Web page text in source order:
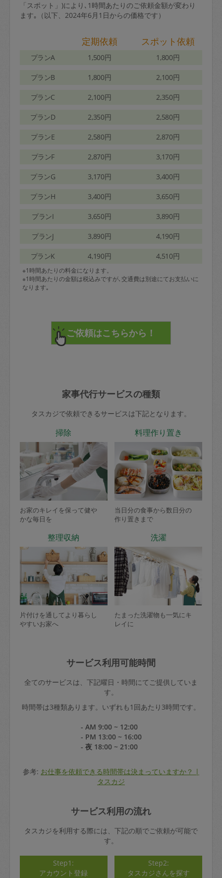
「スポット」)により､1時間あたりのご依頼金額が変わり
ます｡（以下、2024年6月1日からの価格です）
定期依頼 スポット依頼
プランA 1,500円 1,800円
プランB 1,800円 2,100円
プランC 2,100円 2,350円
プランD 2,350円 2,580円
プランE 2,580円 2,870円
プランF 2,870円 3,170円
プランG 3,170円 3,400円
プランH 3,400円 3,650円
プランI 3,650円 3,890円
プランJ 3,890円 4,190円
プランK 4,190円 4,510円
※1時間あたりの料金になります。
※1時間あたりの金額は税込みですが､交通費は別途にてお支払いに
なります｡
家事代行サービスの種類
タスカジで依頼できるサービスは下記となります。
掃除
お家のキレイを保って健や
かな毎日を
料理作り置き
当日分の食事から数日分の
作り置きまで
整理収納
片付けを通してより暮らし
やすいお家へ
洗濯
たまった洗濯物も一気にキ
レイに
サービス利用可能時間
全てのサービスは、下記曜日・時間にてご提供していま
す。
時間帯は3種類あります。いずれも1回あたり3時間です。
- AM 9:00 ~ 12:00
- PM 13:00 ~ 16:00
- 夜 18:00 ~ 21:00
参考: お仕事を依頼できる時間帯は決まっていますか？ |
タスカジ
サービス利用の流れ
タスカジを利用する際には、下記の順でご依頼が可能で
す。
Step1:
アカウント登録
Step2:
タスカジさんを探す